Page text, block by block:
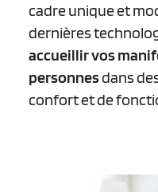
cadre unique et
dernières
accueillir vos
personnesdans
confort et de